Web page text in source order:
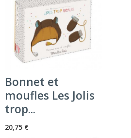
Bonnet et
moufles Les Jolis
trop...
20,75 €